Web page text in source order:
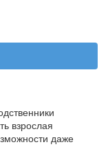
взрослая
даже